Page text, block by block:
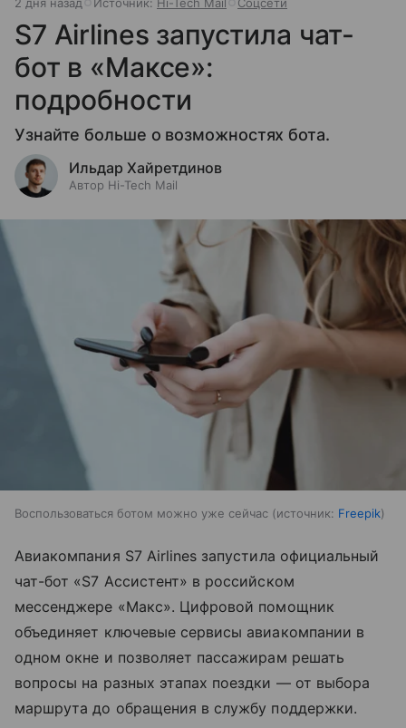
S7 Airlines запустила чат-
бот в «Максе»:
подробности
Узнайте больше о возможностях бота.
Ильдар Хайретдинов
Автор Hi-Tech Mail
Воспользоваться ботом можно уже сейчас источник: Freepik
Авиакомпания S7 Airlines запустила официальный
чат-бот «S7 Ассистент» в российском
мессенджере «Макс». Цифровой помощник
объединяет ключевые сервисы авиакомпании в
одном окне и позволяет пассажирам решать
вопросы на разных этапах поездки — от выбора
маршрута до обращения в службу поддержки.